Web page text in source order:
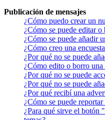
Publicación de mensajes
¿Cómo puedo crear un
¿Cómo se puede editar o
¿Cómo se puede añadir
¿Cómo creo una
¿Por qué no se puede
¿Cómo edito o borro una
¿Por qué no se puede
¿Por qué no se puede
¿Por qué recibí una
¿Cómo se puede
¿Para qué sirve el botón